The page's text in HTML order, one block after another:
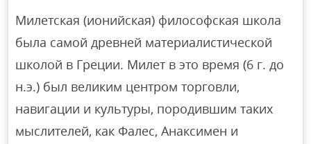
Милетская (ионийская) философская школа
была самой древней материалистической
школой в Греции. Милет в это время (6 г. до
н.э.) был великим центром торговли,
навигации и культуры, породившим таких
мыслителей, как Фалес, Анаксимен и